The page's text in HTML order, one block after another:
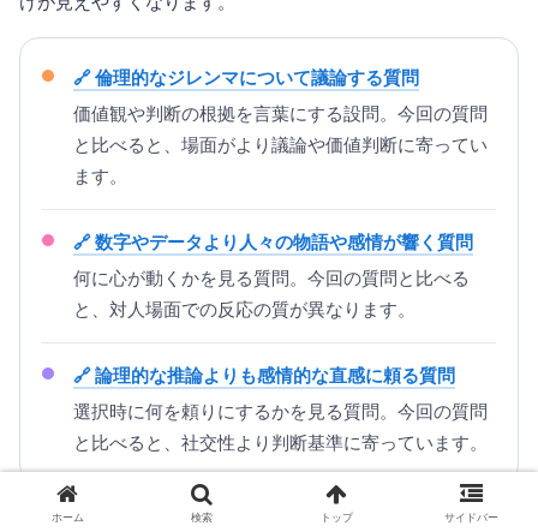
倫理的なジレンマについて議論する質問
価値観や判断の根拠を言葉にする設問。今回の質問
と比べると、場面がより議論や価値判断に寄ってい
ます。
数字やデータより人々の物語や感情が響く質問
何に心が動くかを見る質問。今回の質問と比べる
と、対人場面での反応の質が異なります。
論理的な推論よりも感情的な直感に頼る質問
選択時に何を頼りにするかを見る質問。今回の質問
と比べると、社交性より判断基準に寄っています。
今回の質問は、 ほぼいつも単独で作業する仕事が魅力的かど
ホーム 検索 トップ サイドバー